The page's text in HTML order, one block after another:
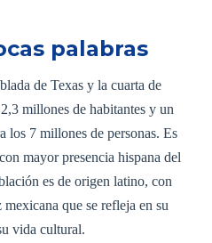
palabras
de Texas y la cuarta de
millones de habitantes y un
los 7 millones de personas. Es
mayor presencia hispana del
es de origen latino, con
que se refleja en su
vida cultural.